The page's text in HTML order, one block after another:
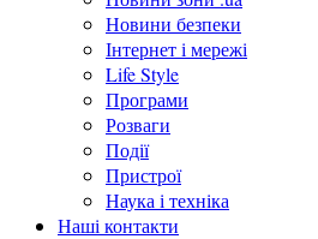
Новини безпеки
Інтернет і мережі
Life Style
Програми
Розваги
Події
Пристрої
Наука і техніка
Наші контакти